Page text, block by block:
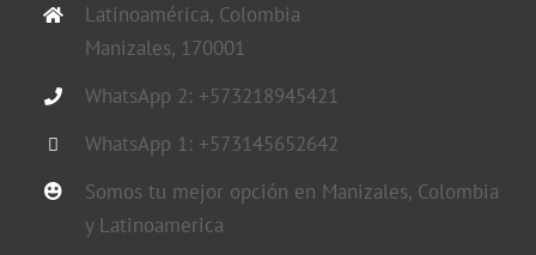
Latinoamérica, Colombia
Manizales, 170001
WhatsApp 2: +573218945421
WhatsApp 1: +573145652642
Somos tu mejor opción en Manizales, Colombia
y Latinoamerica